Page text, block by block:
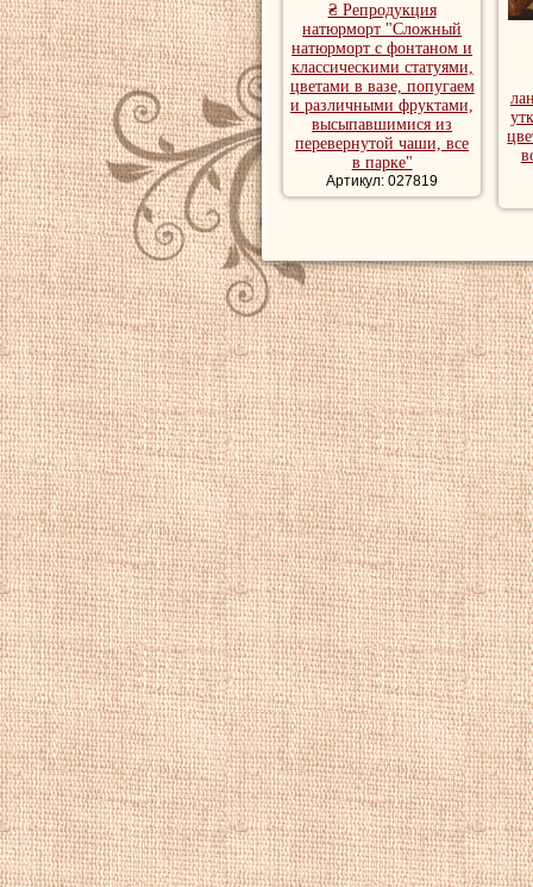
₴ Репродукция
натюрморт "Сложный
натюрморт с фонтаном и
классическими статуями,
цветами в вазе, попугаем
и различными фруктами,
высыпавшимися из
перевернутой чаши, все
в парке"
Артикул: 027819